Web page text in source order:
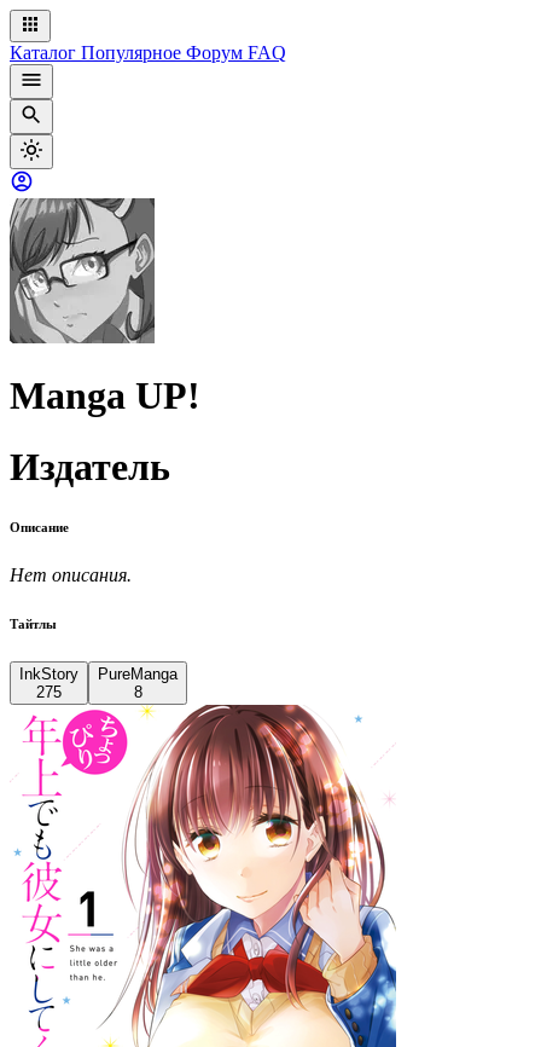
Каталог Популярное Форум FAQ
Manga UP!
Издатель
Описание
Нет описания.
Тайтлы
InkStory
275
PureManga
8